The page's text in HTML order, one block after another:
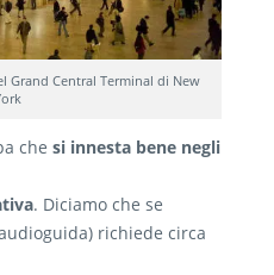
Grand Central Terminal di New
che si innesta bene negli
. Diciamo che se
richiede circa